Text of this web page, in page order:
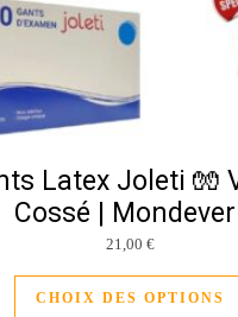
Latex Joleti 🧤
Cossé |
21,00 €
CHOIX DES OPTIONS